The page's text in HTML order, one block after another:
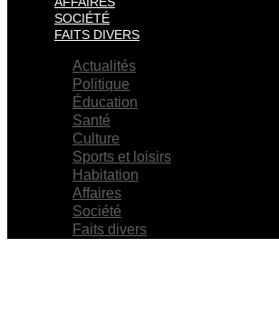
SOCIÉTÉ
FAITS DIVERS
Actualités
Politique
Éducation
Santé
Culture
Sports et loisirs
Habitation
Affaires
Société
Faits divers